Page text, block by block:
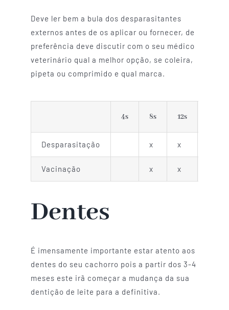
Deve ler bem a bula dos desparasitantes
externos antes de os aplicar ou fornecer, de
preferência deve discutir com o seu médico
veterinário qual a melhor opção, se coleira,
pipeta ou comprimido e qual marca.
4s 8s 12s
Desparasitação x x
Vacinação x x
Dentes
É imensamente importante estar atento aos
dentes do seu cachorro pois a partir dos 3-4
meses este irã começar a mudança da sua
dentição de leite para a definitiva.